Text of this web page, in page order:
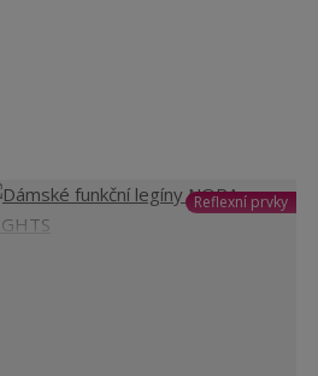
Reflexní prvky